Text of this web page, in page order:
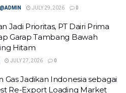
JULY 29, 2026 0
Jadi Prioritas, PT Dairi Prima
Garap Tambang Bawah
Hitam
JULY 27, 2026 0
Gas Jadikan Indonesia sebagai
Re-Export Loading Market